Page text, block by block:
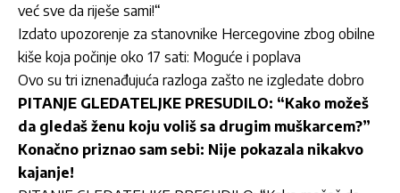
već sve da riješe sami!“
Izdato upozorenje za stanovnike Hercegovine zbog obilne
kiše koja počinje oko 17 sati: Moguće i poplava
Ovo su tri iznenađujuća razloga zašto ne izgledate dobro
PITANJE GLEDATELJKE PRESUDILO: “Kako možeš
da gledaš ženu koju voliš sa drugim muškarcem?”
Konačno priznao sam sebi: Nije pokazala nikakvo
kajanje!